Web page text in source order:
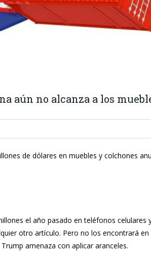
aún no alcanza a los
de dólares en muebles y colchones
el año pasado en teléfonos celulares
otro artículo. Pero no los encontrará en
amenaza con aplicar aranceles.